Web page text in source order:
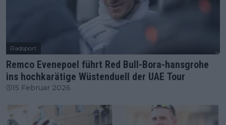
Radsport
Remco Evenepoel führt Red Bull-Bora-hansgrohe
ins hochkarätige Wüstenduell der UAE Tour
15 Februar 2026